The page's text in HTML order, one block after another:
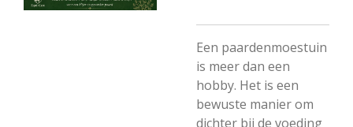
Een paardenmoestuin
is meer dan een
hobby. Het is een
bewuste manier om
dichter bij de voeding